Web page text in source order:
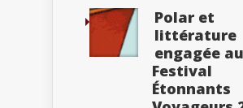
Polar et
littérature
engagée au
Festival
Étonnants